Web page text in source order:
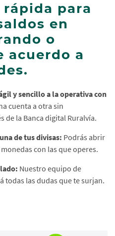
para
en
o
acuerdo a
y sencillo a la operativa con
cuenta a otra sin
de la Banca digital Ruralvía.
de tus divisas: Podrás abrir
con las que operes.
Nuestro equipo de
todas las dudas que te surjan.